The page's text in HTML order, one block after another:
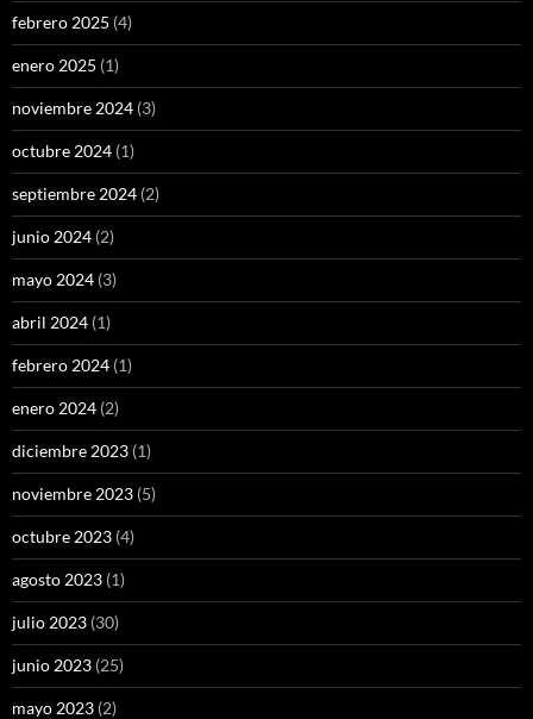
febrero 2025 (4)
enero 2025 (1)
noviembre 2024 (3)
octubre 2024 (1)
septiembre 2024 (2)
junio 2024 (2)
mayo 2024 (3)
abril 2024 (1)
febrero 2024 (1)
enero 2024 (2)
diciembre 2023 (1)
noviembre 2023 (5)
octubre 2023 (4)
agosto 2023 (1)
julio 2023 (30)
junio 2023 (25)
mayo 2023 (2)